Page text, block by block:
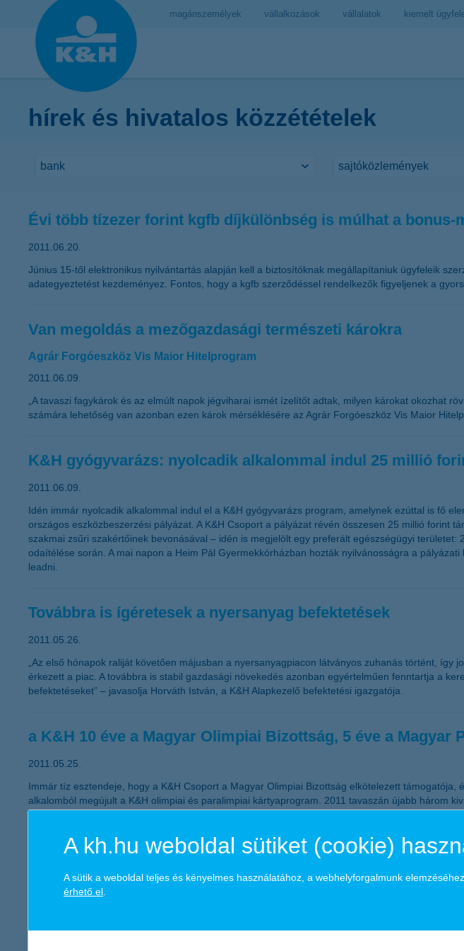
magánszemélyek vállalkozások vállalatok kiemelt
hírek és hivatalos közzétételek
Évi több tízezer forint kgfb díjkülönbség is múlhat a bonus-
2011.06.20.
Június 15-től elektronikus nyilvántartás alapján kell a biztosítóknak megállapítaniuk ügyfeleik
adategyeztetést kezdeményez. Fontos, hogy a kgfb szerződéssel rendelkezők figyeljenek a
Van megoldás a mezőgazdasági természeti károkra
Agrár Forgóeszköz Vis Maior Hitelprogram
2011.06.09.
„A tavaszi fagykárok és az elmúlt napok jégviharai ismét ízelítőt adtak, milyen károkat okozhat
számára lehetőség van azonban ezen károk mérséklésére az Agrár Forgóeszköz Vis Maior
K&H gyógyvarázs: nyolcadik alkalommal indul 25 millió
2011.06.09.
Idén immár nyolcadik alkalommal indul el a K&H gyógyvarázs program, amelynek ezúttal is fő
országos eszközbeszerzési pályázat. A K&H Csoport a pályázat révén összesen 25 millió forint
szakmai zsűri szakértőinek bevonásával – idén is megjelölt egy preferált egészségügyi
odaítélése során. A mai napon a Heim Pál Gyermekkórházban hozták nyilvánosságra a
leadni.
Továbbra is ígéretesek a nyersanyag befektetések
2011.05.26.
„Az első hónapok raliját követően májusban a nyersanyagpiacon látványos zuhanás történt,
érkezett a piac. A továbbra is stabil gazdasági növekedés azonban egyértelműen fenntartja a
befektetéseket” – javasolja Horváth István, a K&H Alapkezelő befektetési igazgatója.
a K&H 10 éve a Magyar Olimpiai Bizottság, 5 éve a
2011.05.25.
Immár tíz esztendeje, hogy a K&H Csoport a Magyar Olimpiai Bizottság elkötelezett
alkalomból megújult a K&H olimpiai és paralimpiai kártyaprogram. 2011 tavaszán újabb három
Ne menjünk nyaralni utasbiztosítás nélkül!
2011.05.12.
A kh.hu weboldal sütiket (cookie)
A sütik a weboldal teljes és kényelmes használatához, a webhelyforgalmunk
érhető el